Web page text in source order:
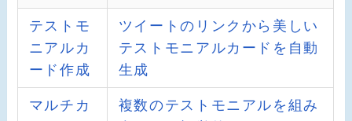
テストモ
ニアルカ
ード作成
ツイートのリンクから美しい
テストモニアルカードを自動
生成
マルチカ
複数のテストモニアルを組み